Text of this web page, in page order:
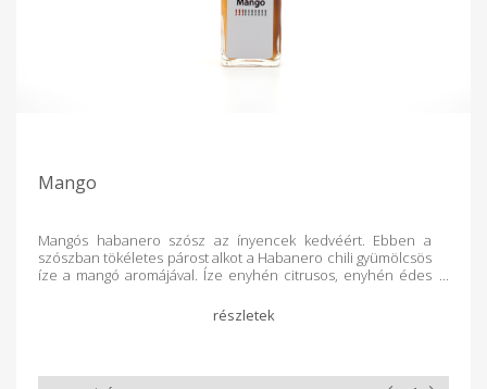
Mango
Mangós habanero szósz az ínyencek kedvéért. Ebben a
szószban tökéletes párost alkot a Habanero chili gyümölcsös
íze a mangó aromájával. Íze enyhén citrusos, enyhén édes
húsokhoz, vagy szendvicsekhez. Csípőssége: 4/10